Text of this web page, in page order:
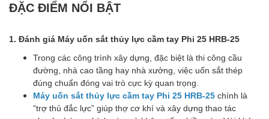
ĐẶC ĐIỂM NỔI BẬT
1. Đánh giá Máy uốn sắt thủy lực cầm tay Phi 25 HRB-25
Trong các công trình xây dựng, đặc biệt là thi công cầu
đường, nhà cao tầng hay nhà xưởng, việc uốn sắt thép
đúng chuẩn đóng vai trò cực kỳ quan trọng.
Máy uốn sắt thủy lực cầm tay Phi 25 HRB-25 chính là
“trợ thủ đắc lực” giúp thợ cơ khí và xây dựng thao tác